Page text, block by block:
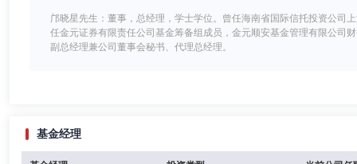
邝晓星先生：董事，总经理，学士学位。曾任海南省国际信托投资公司
任金元证券有限责任公司基金筹备组成员，金元顺安基金管理有限公司
副总经理兼公司董事会秘书、代理总经理。
李永丽女士：董事，研究生，云南省滇中产业发展集团有限责任公司国
公司投资管理部门副经理。
基金经理